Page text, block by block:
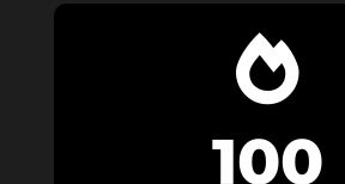

100